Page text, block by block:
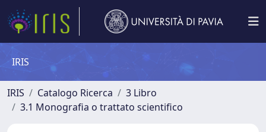
IRIS
IRIS Catalogo Ricerca
3 Libro
3.1 Monografia o trattato scientifico